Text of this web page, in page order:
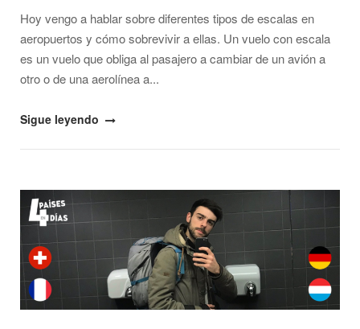
Hoy vengo a hablar sobre diferentes tipos de escalas en
aeropuertos y cómo sobrevivir a ellas. Un vuelo con escala
es un vuelo que obliga al pasajero a cambiar de un avión a
otro o de una aerolínea a...
"Tipos
aeropuertos
cómo
sobrevivir
a
ellas"
Sigue leyendo
Open post